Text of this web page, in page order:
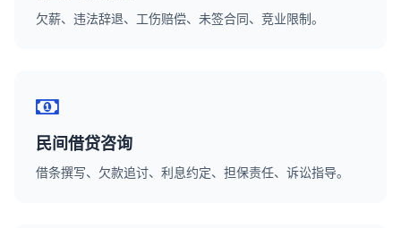
欠薪、违法辞退、工伤赔偿、未签合同、竞业限制。
民间借贷咨询
借条撰写、欠款追讨、利息约定、担保责任、诉讼指导。